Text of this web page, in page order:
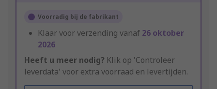
Voorradig bij de fabrikant
Klaar voor verzending vanaf 26 oktober
2026
Heeft u meer nodig? Klik op 'Controleer
leverdata' voor extra voorraad en levertijden.